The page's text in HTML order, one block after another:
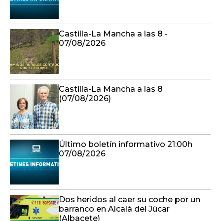
Castilla-La Mancha a las 8 -
07/08/2026
Castilla-La Mancha a las 8
(07/08/2026)
Último boletín informativo 21:00h
07/08/2026
Dos heridos al caer su coche por un
barranco en Alcalá del Júcar
(Albacete)